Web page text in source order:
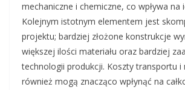
mechaniczne i chemiczne, co wpływa na
Kolejnym istotnym elementem jest
projektu; bardziej złożone konstrukcje
większej ilości materiału oraz bardziej
technologii produkcji. Koszty transportu i
również mogą znacząco wpłynąć na